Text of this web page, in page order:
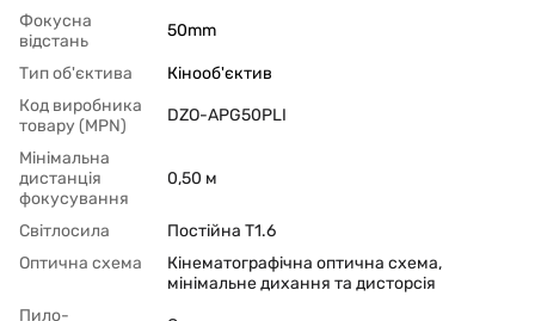
Фокусна
відстань
50mm
Тип об'єктива
Кінооб'єктив
Код виробника
товару (MPN)
DZO-APG50PLI
Мінімальна
дистанція
фокусування
0,50 м
Світлосила
Постійна T1.6
Оптична схема
Кінематографічна оптична схема,
мінімальне дихання та дисторсія
Пило-